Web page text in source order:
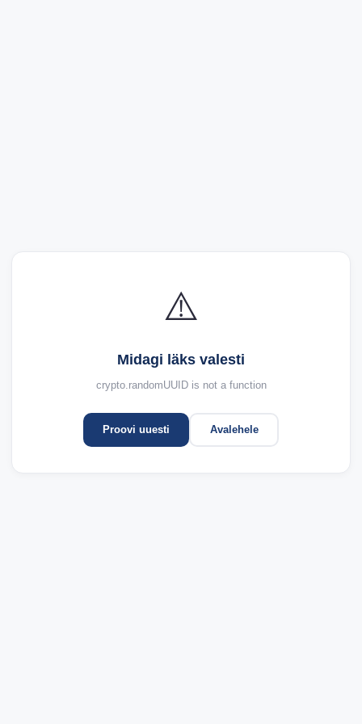
⚠️
Midagi läks valesti
crypto.randomUUID is not a function
Proovi uuesti Avalehele